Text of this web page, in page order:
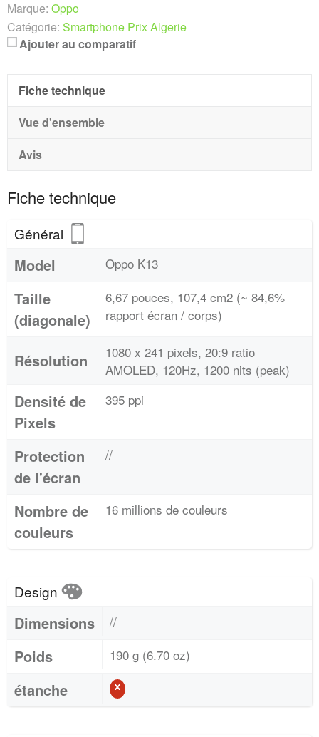
Marque: Oppo
Catégorie: Smartphone Prix Algerie
Ajouter au comparatif
Fiche technique
Vue d'ensemble
Avis
Fiche technique
Général
Model Oppo K13
Taille
(diagonale)
6,67 pouces, 107,4 cm2 (~ 84,6%
rapport écran / corps)
Résolution
1080 x 241 pixels, 20:9 ratio
AMOLED, 120Hz, 1200 nits (peak)
Densité de
Pixels
395 ppi
Protection
de l'écran
//
Nombre de
couleurs
16 millions de couleurs
Design
Dimensions //
Poids 190 g (6.70 oz)
étanche